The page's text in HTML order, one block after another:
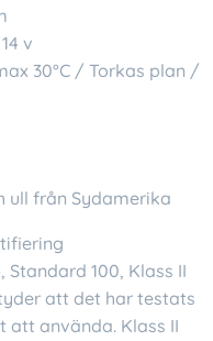
v
30°C / Torkas plan /
ull från Sydamerika
Standard 100, Klass II
att det har testats
att använda. Klass II